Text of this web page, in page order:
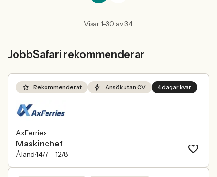
Visar 1-30 av 34.
JobbSafari rekommenderar
Rekommenderat Ansök utan CV 4 dagar kvar
AxFerries
Maskinchef
Åland14/7 – 12/8